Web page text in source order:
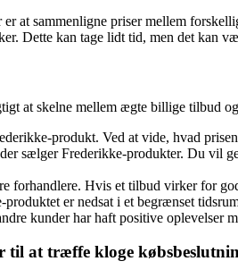
at sammenligne priser mellem
Dette kan tage lidt tid, men det kan
at skelne mellem ægte billige tilbud
produkt. Ved at vide, hvad
sælger Frederikke-produkter. Du vil
forhandlere. Hvis et tilbud virker for
er nedsat i et begrænset
kunder har haft positive oplevelser
at træffe kloge